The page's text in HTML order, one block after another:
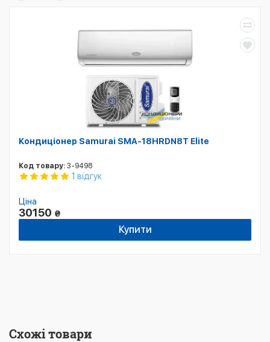
Кондиціонер Samurai SMA-18HRDN8T Elite
Код товару: 3-9498
1 відгук
Ціна
30150 ₴
Купити
Схожі товари